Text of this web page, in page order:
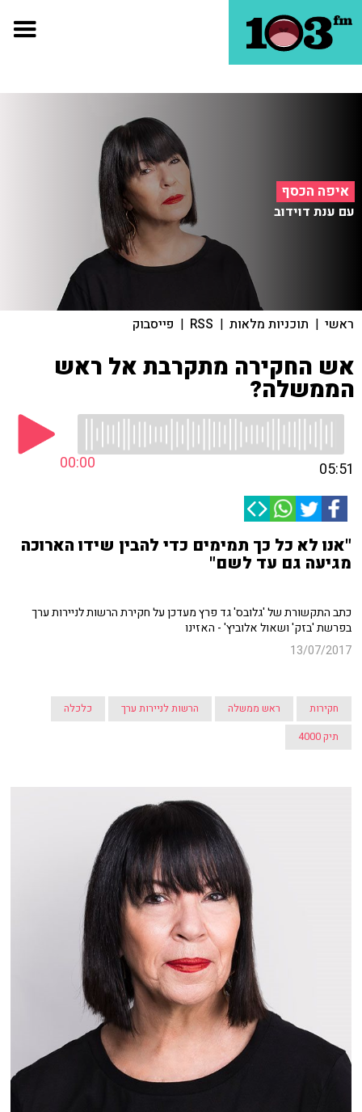
איפה הכסף
עם ענת דוידוב
ראשי | תוכניות מלאות |
RSS
| פייסבוק
אש החקירה מתקרבת אל ראש
הממשלה?
00:00 05:51
"אנו לא כל כך תמימים כדי להבין שידו הארוכה
מגיעה גם עד לשם"
כתב התקשורת של 'גלובס' גד פרץ מעדכן על חקירת הרשות לניירות ערך
בפרשת 'בזק' ושאול אלוביץ' - האזינו
13/07/2017
חקירות ראש ממשלה הרשות לניירות ערך
כלכלה
תיק 4000